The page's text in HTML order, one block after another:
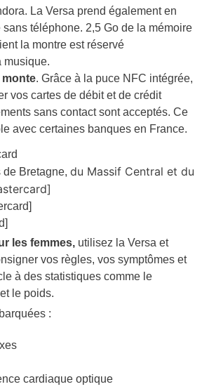
La Versa prend également en
téléphone. 2,5 Go de la mémoire
la montre est réservé
musique.
monte. Grâce à la puce NFC intégrée,
vos cartes de débit et de crédit
sans contact sont acceptés. Ce
avec certaines banques en France.
Bretagne, du Massif Central et du
les femmes, utilisez la Versa et
vos règles, vos symptômes et
à des statistiques comme le
le poids.
:
cardiaque optique